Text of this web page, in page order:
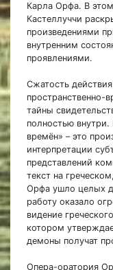
Карла Орфа. В
Кастеллуччи
произведениями
внутренним
проявлениями.
Сжатость
пространственно-
тайны
полностью
времён» – это
интерпретации
представлений
текст на
Орфа ушло целых
работу оказало
видение
котором
демоны получат
Опера-оратория